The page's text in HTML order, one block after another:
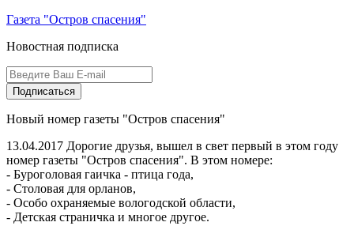
Газета "Остров спасения"
Новостная подписка
Подписаться
Новый номер газеты "Остров спасения"
13.04.2017 Дорогие друзья, вышел в свет первый в этом году
номер газеты "Остров спасения". В этом номере:
- Буроголовая гаичка - птица года,
- Столовая для орланов,
- Особо охраняемые вологодской области,
- Детская страничка и многое другое.